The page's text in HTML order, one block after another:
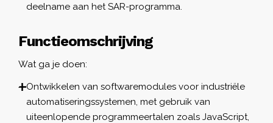
deelname aan het SAR-programma.
Functieomschrijving
Wat ga je doen:
Ontwikkelen van softwaremodules voor industriële
automatiseringssystemen, met gebruik van
uiteenlopende programmeertalen zoals JavaScript,